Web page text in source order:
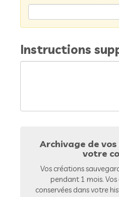
Instructions
Archivage de
votre
Vos créations
pendant 1 mois.
conservées dans votre